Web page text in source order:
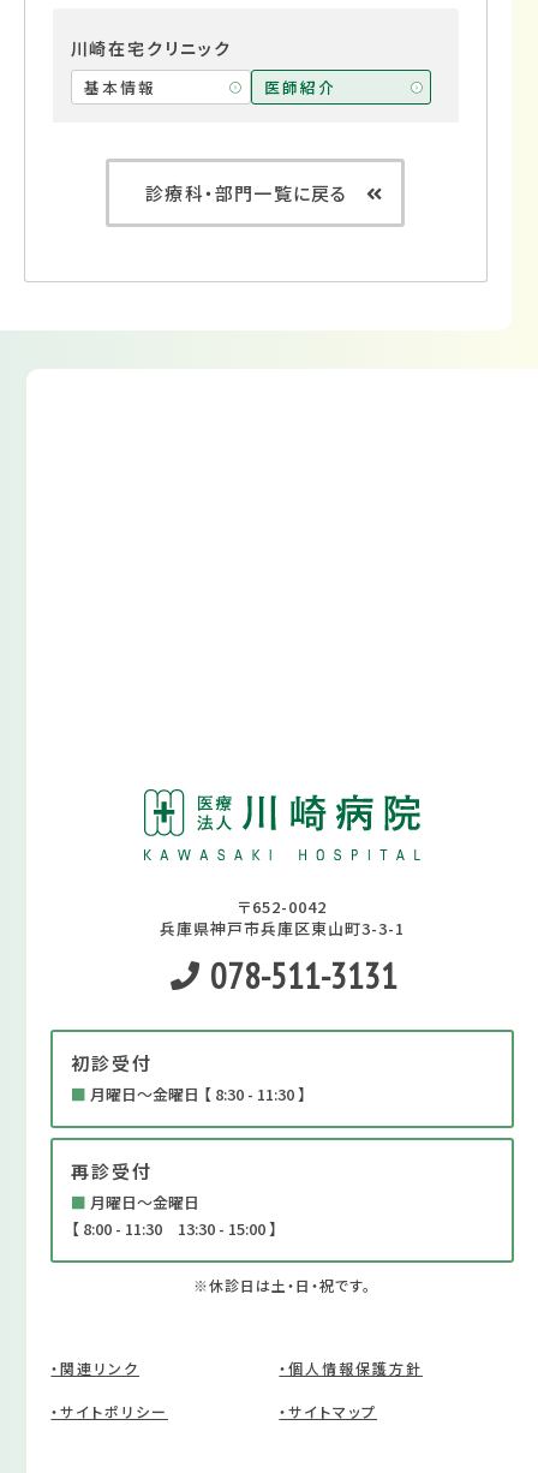
川崎在宅クリニック
基本情報 医師紹介
診療科・部門一覧に戻る
〒652-0042
兵庫県神戸市兵庫区東山町3-3-1
078-511-3131
初診受付
■ 月曜日～金曜日 【 8:30 - 11:30 】
再診受付
■ 月曜日～金曜日
【 8:00 - 11:30 13:30 - 15:00 】
※休診日は土・日・祝です。
・関連リンク ・個人情報保護方針
・サイトポリシー ・サイトマップ